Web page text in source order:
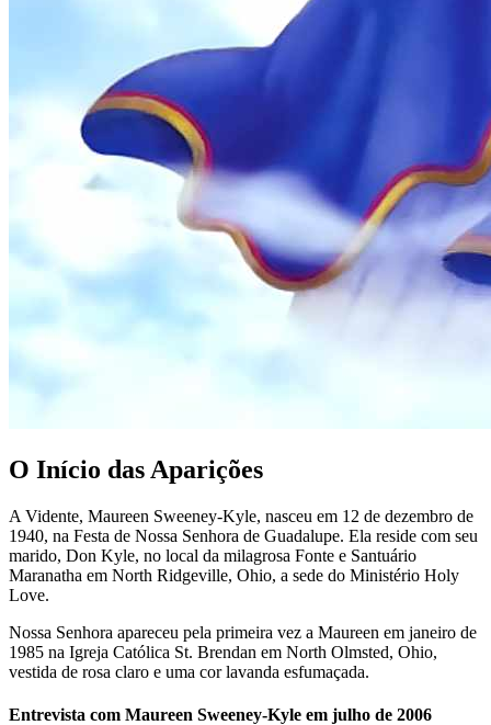
O Início das Aparições
A Vidente, Maureen Sweeney-Kyle, nasceu em 12 de dezembro de
1940, na Festa de Nossa Senhora de Guadalupe. Ela reside com seu
marido, Don Kyle, no local da milagrosa Fonte e Santuário
Maranatha em North Ridgeville, Ohio, a sede do Ministério Holy
Love.
Nossa Senhora apareceu pela primeira vez a Maureen em janeiro de
1985 na Igreja Católica St. Brendan em North Olmsted, Ohio,
vestida de rosa claro e uma cor lavanda esfumaçada.
Entrevista com Maureen Sweeney-Kyle em julho de 2006